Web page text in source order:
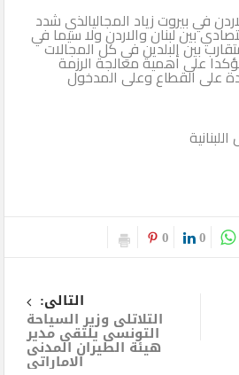
في بيروت زياد المجاليالذي شدد
بين لبنان والاردن ولا سيما في
بين البلدين في كل المجالات
على أهمية معالجة الرزمة
على القطاع وعلى المدخول
0
0
التالى:
التلاتلى وزير السياحة
التونسى يلتقى مدير
هيئة الطيران المدنى
الاماراتى